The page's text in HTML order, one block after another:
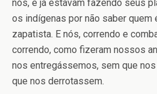
nós, e já estavam fazendo seus
os indígenas por não saber quem
zapatista. E nós, correndo e
correndo, como fizeram nossos
nos entregássemos, sem que
que nos derrotassem.